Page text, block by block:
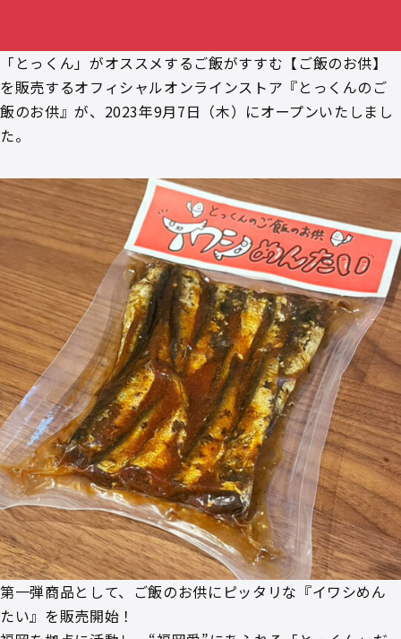
「とっくん」がオススメするご飯がすすむ【ご飯のお供】
を販売するオフィシャルオンラインストア『とっくんのご
飯のお供』が、2023年9月7日（木）にオープンいたしまし
た。
第一弾商品として、ご飯のお供にピッタリな『イワシめん
たい』を販売開始！